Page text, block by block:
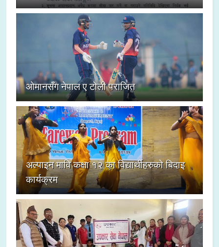
ओमानसँग नेपाल ए टोली पराजित
अल्पाइन मावि कक्षा १२ का विद्यार्थीहरुको बिदाइ
कार्यक्रम